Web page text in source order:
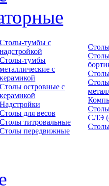
Столы-тумбы с
надстройкой
Столы-тумбы
металлические с
керамикой
Столы островные с
керамикой
Надстройки
Столы для весов
Столы титровальные
Столы передвижные
СЛЭ